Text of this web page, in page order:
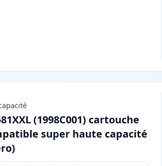
(1998C001) cartouche
super haute capacité